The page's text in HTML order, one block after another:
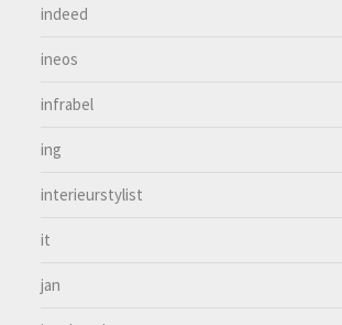
indeed
ineos
infrabel
ing
interieurstylist
it
jan